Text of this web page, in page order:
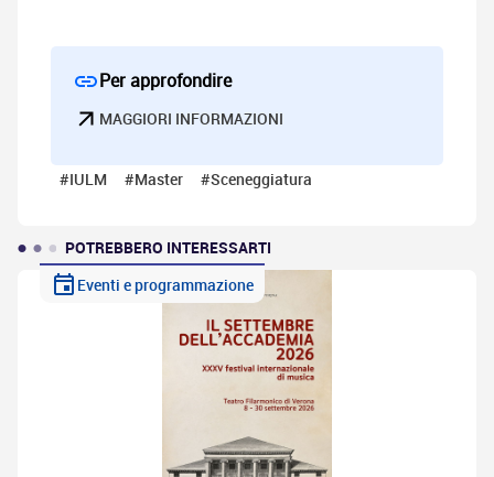
Per approfondire
MAGGIORI INFORMAZIONI
#IULM #Master #Sceneggiatura
POTREBBERO INTERESSARTI
Eventi e programmazione